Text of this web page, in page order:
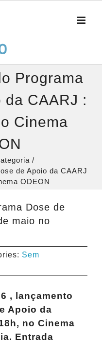
Programa
da CAARJ :
Cinema
de Apoio da CAARJ
ODEON
Dose de
maio no
Sem
, lançamento
Apoio da
no Cinema
Entrada